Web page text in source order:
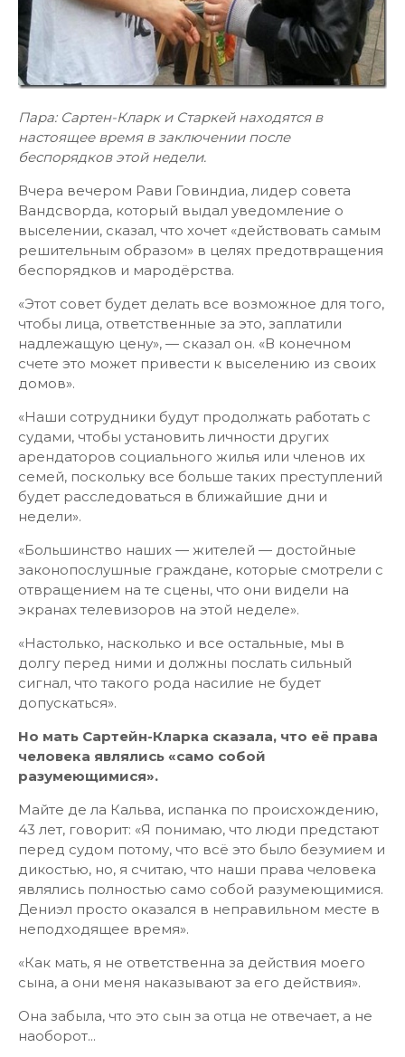
Пара: Сартен-Кларк и Старкей находятся в
настоящее время в заключении после
беспорядков этой недели.
Вчера вечером Рави Говиндиа, лидер совета
Вандсворда, который выдал уведомление о
выселении, сказал, что хочет «действовать самым
решительным образом» в целях предотвращения
беспорядков и мародёрства.
«Этот совет будет делать все возможное для того,
чтобы лица, ответственные за это, заплатили
надлежащую цену», — сказал он. «В конечном
счете это может привести к выселению из своих
домов».
«Наши сотрудники будут продолжать работать с
судами, чтобы установить личности других
арендаторов социального жилья или членов их
семей, поскольку все больше таких преступлений
будет расследоваться в ближайшие дни и
недели».
«Большинство наших — жителей — достойные
законопослушные граждане, которые смотрели с
отвращением на те сцены, что они видели на
экранах телевизоров на этой неделе».
«Настолько, насколько и все остальные, мы в
долгу перед ними и должны послать сильный
сигнал, что такого рода насилие не будет
допускаться».
Но мать Сартейн-Кларка сказала, что её права
человека являлись «само собой
разумеющимися».
Майте де ла Кальва, испанка по происхождению,
43 лет, говорит: «Я понимаю, что люди предстают
перед судом потому, что всё это было безумием и
дикостью, но, я считаю, что наши права человека
являлись полностью само собой разумеющимися.
Дениэл просто оказался в неправильном месте в
неподходящее время».
«Как мать, я не ответственна за действия моего
сына, а они меня наказывают за его действия».
Она забыла, что это сын за отца не отвечает, а не
наоборот...